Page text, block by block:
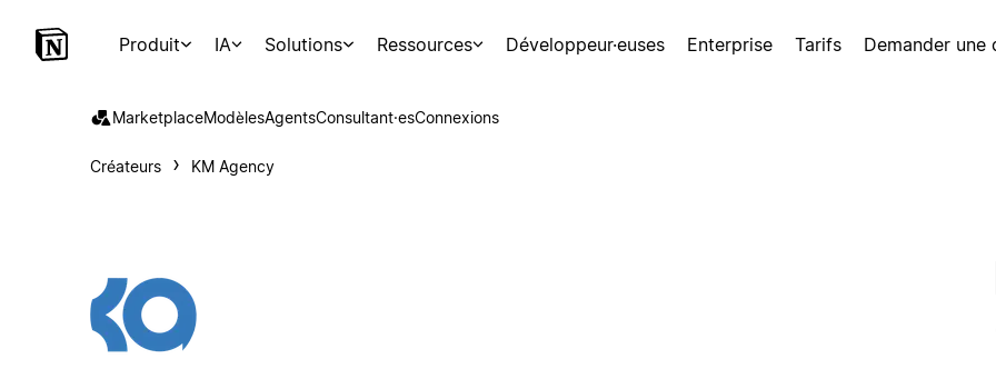
Produit IA Solutions Ressources Développeur·euses Enterprise Tarifs Demander une
MarketplaceModèlesAgentsConsultant·esConnexions
Créateurs KM Agency